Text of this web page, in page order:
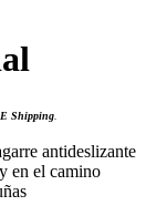
Shipping
antideslizante
en el camino